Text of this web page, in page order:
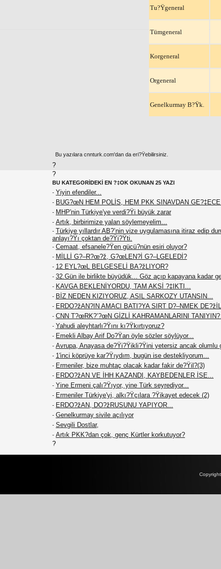
Tu?Ÿgeneral
Tümgeneral
Korgeneral
Orgeneral
Genelkurmay B?Ÿk.
Bu yazılara cnnturk.com'dan da eri?Ÿebilirsiniz.
?
?
BU KATEGORİDEKİ EN ?‡OK OKUNAN 25 YAZI
- Yiyin efendiler...
- BUG?œN HEM POLİS, HEM PKK SINAVDAN
- MHP'nin Türkiye'ye verdi?Ÿi büyük zarar
- Artık, birbirimize yalan söylemeyelim...
- Türkiye yıllardır AB?’nin vize uygulamasına itiraz edip
anlayı?Ÿı çoktan de?Ÿi?Ÿti.
- Cemaat, efsanele?Ÿen gücü?nün esiri oluyor?
- MİLLİ G?–R?œ?ž, G?œLEN?İ G?–LGELEDİ?
- 12 EYL?œL BELGESELİ BA?žLIYOR?
- 32.Gün ile birlikte büyüdük... Göz açıp kapayana kadar
- KAVGA BEKLENİYORDU, TAM AKSİ ?‡IKTI...
- BİZ NEDEN KIZIYORUZ, ASIL SARKOZY UTANSIN...
- ERDO?žAN?IN AMACI BATI?YA SIRT D?–NMEK
- CNN T?œRK?’?œN GİZLİ KAHRAMANLARINI
- Yahudi aleyhtarlı?Ÿını kı?Ÿkırtıyoruz?
- Emekli Albay Arif Do?Ÿan öyle sözler söylüyor...
- Avrupa, Anayasa de?Ÿi?Ÿikli?Ÿini yetersiz ancak olumlu
- 1'inci köprüye kar?Ÿıydım, bugün ise destekliyorum...
- Ermeniler, bize muhtaç olacak kadar fakir de?Ÿil?(3)
- ERDO?žAN VE İHH KAZANDI, KAYBEDENLER İSE...
- Yine Ermeni çalı?Ÿıyor, yine Türk seyrediyor...
- Ermeniler Türkiye'yi, alkı?Ÿçılara ?Ÿikayet edecek (2)
- ERDO?žAN, DO?žRUSUNU YAPIYOR...
- Genelkurmay sivile açılıyor
- Sevgili Dostlar,
- Artık PKK?dan çok, genç Kürtler korkutuyor?
?